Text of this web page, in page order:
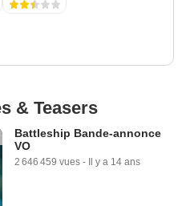
& Teasers
Battleship Bande-annonce
VO
2 646 459 vues - Il y a 14 ans